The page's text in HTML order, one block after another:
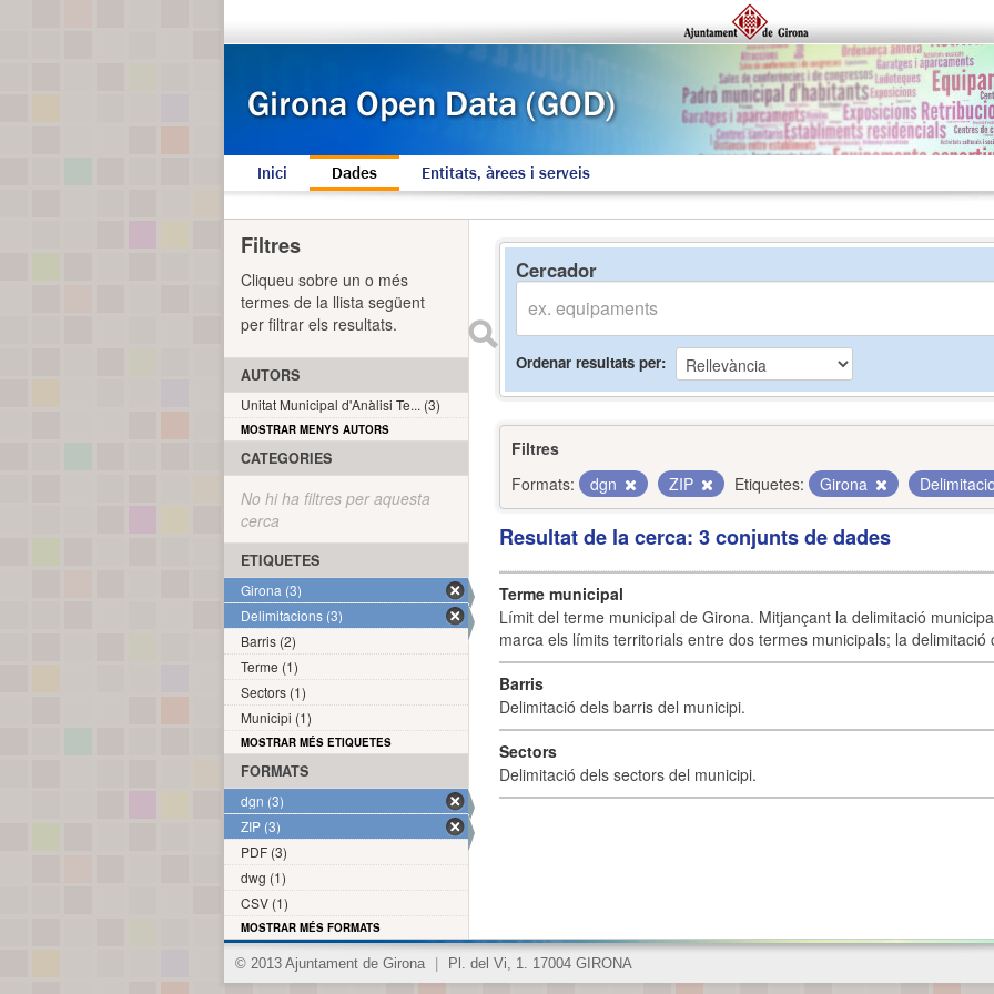
Inici Dades Entitats, àrees i serveis
Cercador
Ordenar resultats per
Filtres
Formats:
dgn ZIP Etiquetes: Girona
Resultat de la cerca: 3 conjunts de dades
Terme municipal
Límit del terme municipal de Girona. Mitjançant la delimitació
marca els límits territorials entre dos termes municipals; la delimitació
Barris
Delimitació dels barris del municipi.
Sectors
Delimitació dels sectors del municipi.
Filtres
Cliqueu sobre un o més
termes de la llista següent
per filtrar els resultats.
AUTORS
Unitat Municipal d'Anàlisi Te... (3)
MOSTRAR MENYS AUTORS
CATEGORIES
No hi ha filtres per aquesta
cerca
ETIQUETES
Girona (3)
Delimitacions (3)
Barris (2)
Terme (1)
Sectors (1)
Municipi (1)
MOSTRAR MÉS ETIQUETES
FORMATS
dgn (3)
ZIP (3)
PDF (3)
dwg (1)
CSV (1)
MOSTRAR MÉS FORMATS
© 2013 Ajuntament de Girona Pl. del Vi, 1. 17004 GIRONA